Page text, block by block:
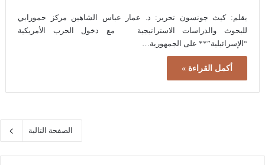
بقلم: كيث جونسون تحرير: د. عمار عباس الشاهين مركز حمورابي
للبحوث والدراسات الاستراتيجية مع دخول الحرب الأمريكية
“الإسرائيلية”** على الجمهورية…
أكمل القراءة »
الصفحة التالية